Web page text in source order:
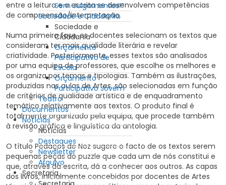
Sem Julgamentos!”
Sociedade e Cidadania
Sociedade e
Cidadania
Orçamento
Participativo de
Escola
Orçamento
Participativo Jovem
Teatro
Documentos
Notícias
Notícias
Destaques
Newsletter
Arquivo
Secretaria
entre a leitura e a escrita se desenvolvem competências
de compreensão/interpretação.
Numa primeira fase, os docentes selecionam os textos que
consideram ter mais qualidade literária e revelar
criatividade. Posteriormente, esses textos são analisados
por uma equipa de professores, que escolhe os melhores e
os organiza por temas e tipologias. Também as ilustrações,
produzidas nas aulas de Artes, são selecionadas em função
de critérios de qualidade artística e de enquadramento
temático relativamente aos textos. O produto final é
totalmente organizado pela equipa, que procede também
à revisão gráfica e linguística da antologia.
O título Pedaços de Noz sugere o facto de os textos serem
pequenas peças do puzzle que cada um de nós constitui e
que, através da escrita, dá a conhecer aos outros. As capas
dos livros, inicialmente concebidas por docentes de Artes